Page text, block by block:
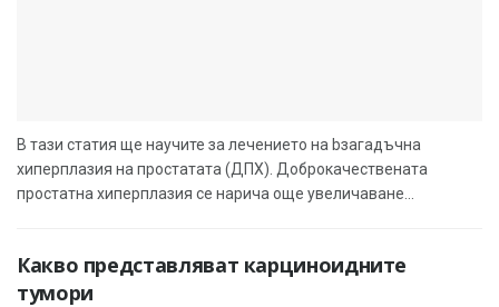
В тази статия ще научите за лечението на bзагадъчна
хиперплазия на простатата (ДПХ). Доброкачествената
простатна хиперплазия се нарича още увеличаване...
Какво представляват карциноидните
тумори